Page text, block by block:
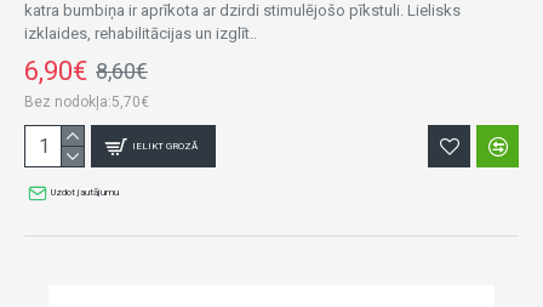
katra bumbiņa ir aprīkota ar dzirdi stimulējošo pīkstuli. Lielisks
izklaides, rehabilitācijas un izglīt..
6,90€ 8,60€
Bez nodokļa:5,70€
IELIKT GROZĀ
Uzdot jautājumu